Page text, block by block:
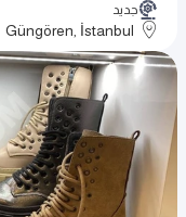
جديد
Güngören, İstanbul